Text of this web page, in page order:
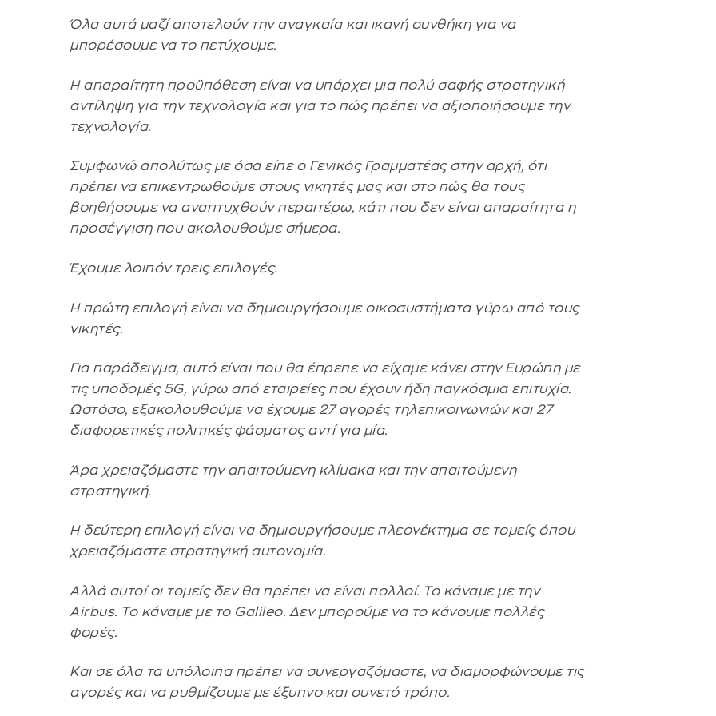
Όλα αυτά μαζί αποτελούν την αναγκαία και ικανή συνθήκη για να
μπορέσουμε να το πετύχουμε.
Η απαραίτητη προϋπόθεση είναι να υπάρχει μια πολύ σαφής στρατηγική
αντίληψη για την τεχνολογία και για το πώς πρέπει να αξιοποιήσουμε την
τεχνολογία.
Συμφωνώ απολύτως με όσα είπε ο Γενικός Γραμματέας στην αρχή, ότι
πρέπει να επικεντρωθούμε στους νικητές μας και στο πώς θα τους
βοηθήσουμε να αναπτυχθούν περαιτέρω, κάτι που δεν είναι απαραίτητα η
προσέγγιση που ακολουθούμε σήμερα.
Έχουμε λοιπόν τρεις επιλογές.
Η πρώτη επιλογή είναι να δημιουργήσουμε οικοσυστήματα γύρω από τους
νικητές.
Για παράδειγμα, αυτό είναι που θα έπρεπε να είχαμε κάνει στην Ευρώπη με
τις υποδομές 5G, γύρω από εταιρείες που έχουν ήδη παγκόσμια επιτυχία.
Ωστόσο, εξακολουθούμε να έχουμε 27 αγορές τηλεπικοινωνιών και 27
διαφορετικές πολιτικές φάσματος αντί για μία.
Άρα χρειαζόμαστε την απαιτούμενη κλίμακα και την απαιτούμενη
στρατηγική.
Η δεύτερη επιλογή είναι να δημιουργήσουμε πλεονέκτημα σε τομείς όπου
χρειαζόμαστε στρατηγική αυτονομία.
Αλλά αυτοί οι τομείς δεν θα πρέπει να είναι πολλοί. Το κάναμε με την
Airbus. Το κάναμε με το Galileo. Δεν μπορούμε να το κάνουμε πολλές
φορές.
Και σε όλα τα υπόλοιπα πρέπει να συνεργαζόμαστε, να διαμορφώνουμε τις
αγορές και να ρυθμίζουμε με έξυπνο και συνετό τρόπο.